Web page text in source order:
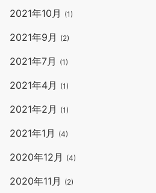
2021年10月 (1)
2021年9月 (2)
2021年7月 (1)
2021年4月 (1)
2021年2月 (1)
2021年1月 (4)
2020年12月 (4)
2020年11月 (2)